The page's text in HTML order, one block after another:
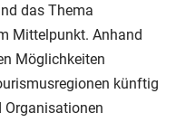
das Thema
Mittelpunkt. Anhand
Möglichkeiten
künftig
Organisationen